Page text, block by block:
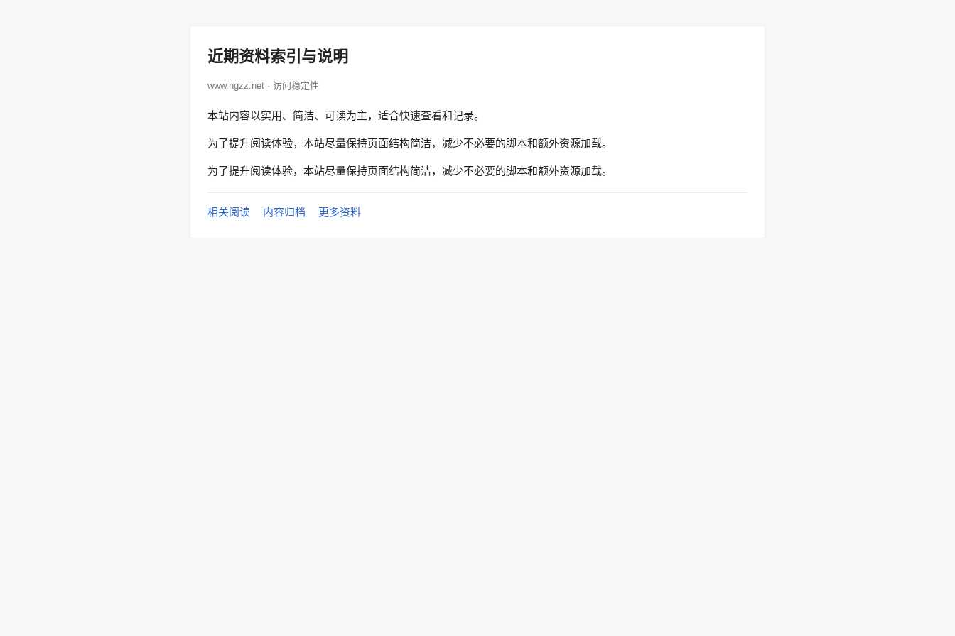
近期资料索引与说明
www.hgzz.net · 访问稳定性
本站内容以实用、简洁、可读为主，适合快速查看和记录。
为了提升阅读体验，本站尽量保持页面结构简洁，减少不必要的脚本和额外资源加载。
为了提升阅读体验，本站尽量保持页面结构简洁，减少不必要的脚本和额外资源加载。
相关阅读 内容归档 更多资料